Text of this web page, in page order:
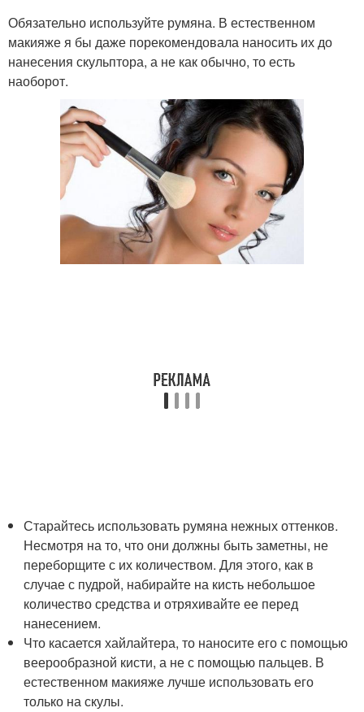
Обязательно используйте румяна. В естественном
макияже я бы даже порекомендовала наносить их до
нанесения скульптора, а не как обычно, то есть
наоборот.
Старайтесь использовать румяна нежных оттенков.
Несмотря на то, что они должны быть заметны, не
переборщите с их количеством. Для этого, как в
случае с пудрой, набирайте на кисть небольшое
количество средства и отряхивайте ее перед
нанесением.
Что касается хайлайтера, то наносите его с помощью
веерообразной кисти, а не с помощью пальцев. В
естественном макияже лучше использовать его
только на скулы.